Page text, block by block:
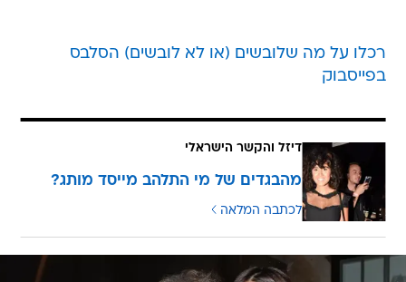
רכלו על מה שלובשים (או לא לובשים) הסלבס
בפייסבוק
דיזל והקשר הישראלי
מהבגדים של מי התלהב מייסד מותג?
לכתבה המלאה